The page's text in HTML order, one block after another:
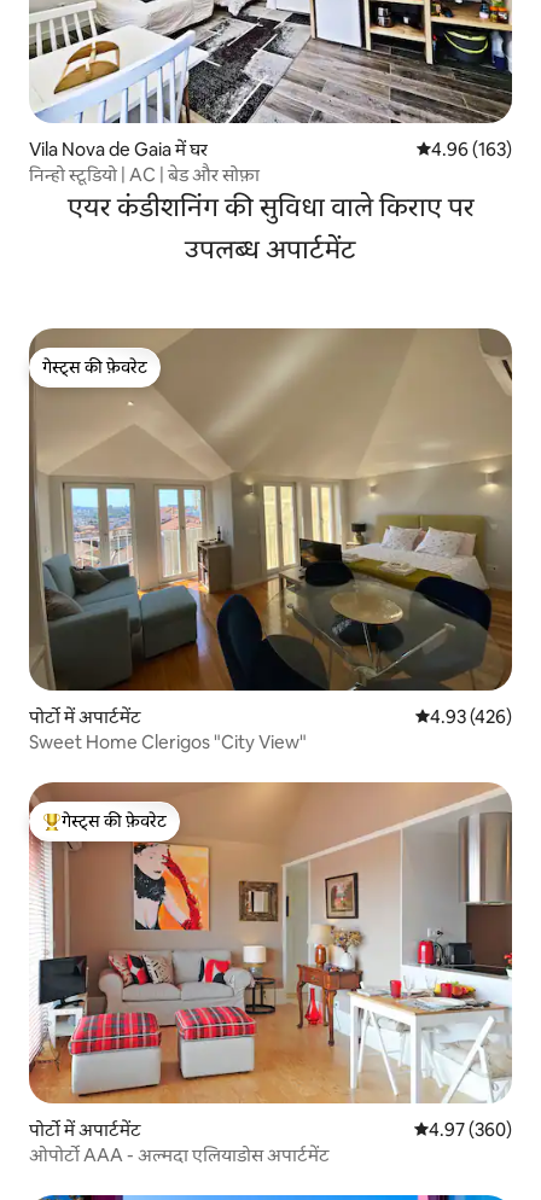
Vila Nova de Gaia में घर औसत रेटिंग 5 में से
4.96 (163)
निन्हो स्टूडियो | AC | बेड और सोफ़ा
एयर कंडीशनिंग की सुविधा वाले किराए पर
उपलब्ध अपार्टमेंट
गेस्ट्स की फ़ेवरेट
गेस्ट्स की फ़ेवरेट
पोर्टो में अपार्टमेंट औसत रेटिंग 5 में से
4.93 (426)
Sweet Home Clerigos "City View"
गेस्ट्स का टॉप फ़ेवरेट
गेस्ट्स की फ़ेवरेट
पोर्टो में अपार्टमेंट औसत रेटिंग 5 में से
4.97 (360)
ओपोर्टो AAA - अल्मदा एलियाडोस अपार्टमेंट